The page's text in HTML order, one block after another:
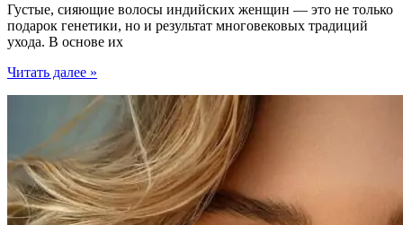
Густые, сияющие волосы индийских женщин — это не только
подарок генетики, но и результат многовековых традиций
ухода. В основе их
Маска
домашних
условиях:
индийский
рецепт
с
Читать далее »